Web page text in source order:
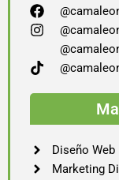
Diseño Web
Marketing